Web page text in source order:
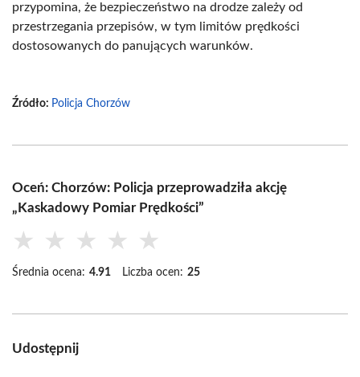
przypomina, że bezpieczeństwo na drodze zależy od
przestrzegania przepisów, w tym limitów prędkości
dostosowanych do panujących warunków.
Źródło: Policja Chorzów
Oceń: Chorzów: Policja przeprowadziła akcję
„Kaskadowy Pomiar Prędkości”
★ ★ ★ ★ ★
Średnia ocena: 4.91 Liczba ocen: 25
Udostępnij